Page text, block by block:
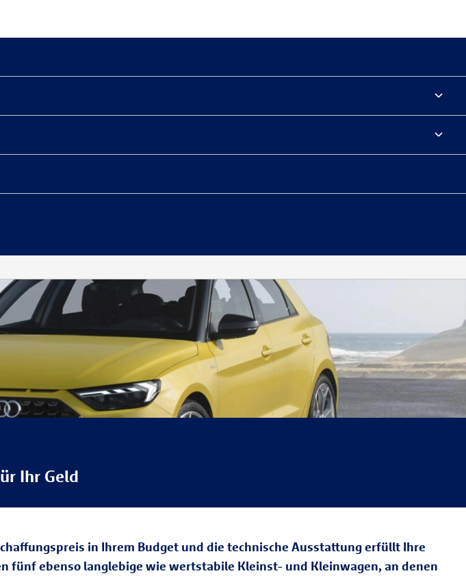
Ihr Geld
in Ihrem Budget und die technische Ausstattung erfüllt Ihre
fünf ebenso langlebige wie wertstabile Kleinst- und Kleinwagen, an denen